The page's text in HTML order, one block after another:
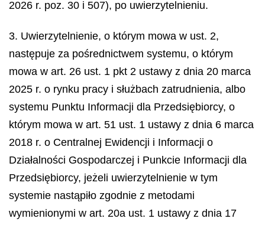
2026 r. poz. 30 i 507), po uwierzytelnieniu.
3. Uwierzytelnienie, o którym mowa w ust. 2,
następuje za pośrednictwem systemu, o którym
mowa w art. 26 ust. 1 pkt 2 ustawy z dnia 20 marca
2025 r. o rynku pracy i służbach zatrudnienia, albo
systemu Punktu Informacji dla Przedsiębiorcy, o
którym mowa w art. 51 ust. 1 ustawy z dnia 6 marca
2018 r. o Centralnej Ewidencji i Informacji o
Działalności Gospodarczej i Punkcie Informacji dla
Przedsiębiorcy, jeżeli uwierzytelnienie w tym
systemie nastąpiło zgodnie z metodami
wymienionymi w art. 20a ust. 1 ustawy z dnia 17